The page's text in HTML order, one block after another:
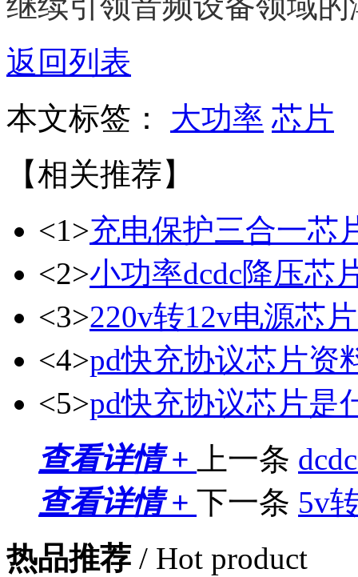
返回列表
本文标签： 大功率 芯片
【相关推荐】
<1>充电保护三合一芯
<2>小功率dcdc降压芯
<3>220v转12v电源芯片
<4>pd快充协议芯片资
<5>pd快充协议芯片是
查看详情 +
上一条
查看详情 + 下一条 5v
热品推荐 / Hot product